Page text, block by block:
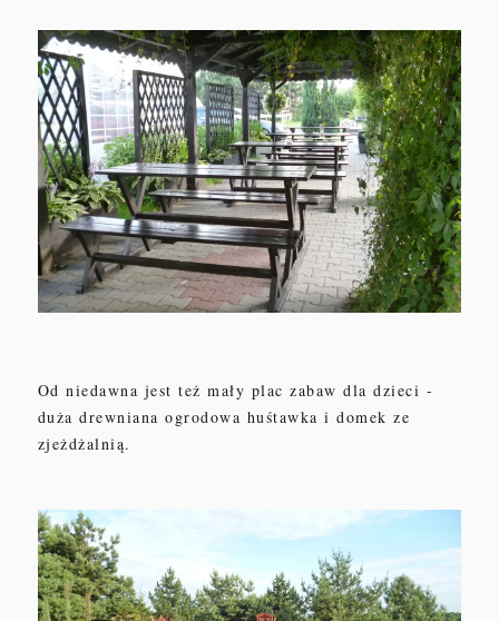
Od niedawna jest też mały plac zabaw dla dzieci -
duża drewniana ogrodowa huśtawka i domek ze
zjeżdżalnią.